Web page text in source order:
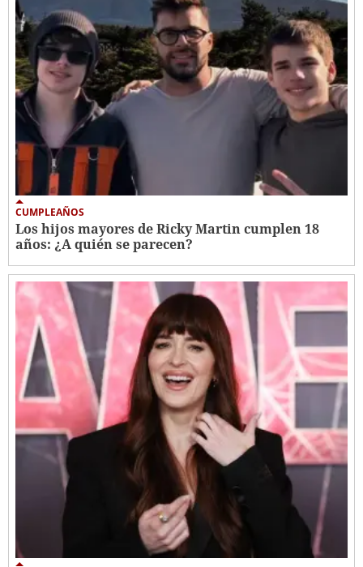
CUMPLEAÑOS
Los hijos mayores de Ricky Martin cumplen 18
años: ¿A quién se parecen?